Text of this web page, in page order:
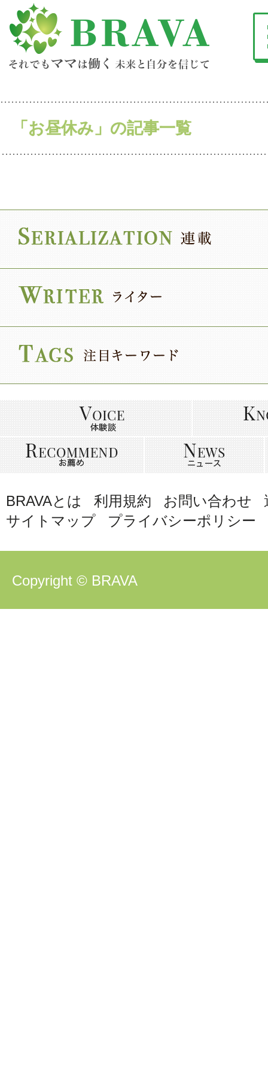
「お昼休み」の記事一覧
BRAVAとは 利用規約 お問い合わせ
サイトマップ
プライバシーポリシー
Copyright © BRAVA